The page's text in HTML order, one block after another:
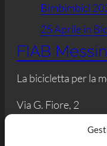
Bimbimbici
25 Aprile in
FIAB
La bicicletta per la
Via G. Fiore, 2
C.F. 97141670832